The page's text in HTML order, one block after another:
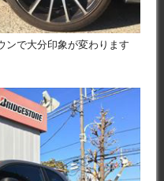
ンで大分印象が変わります